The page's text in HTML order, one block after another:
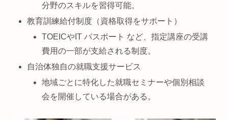
分野のスキルを習得可能。
教育訓練給付制度（資格取得をサポート）
TOEICやIT パスポート など、指定講座の受講
費用の一部が支給される制度。
自治体独自の就職支援サービス
地域ごとに特化した就職セミナーや個別相談
会を開催している場合がある。